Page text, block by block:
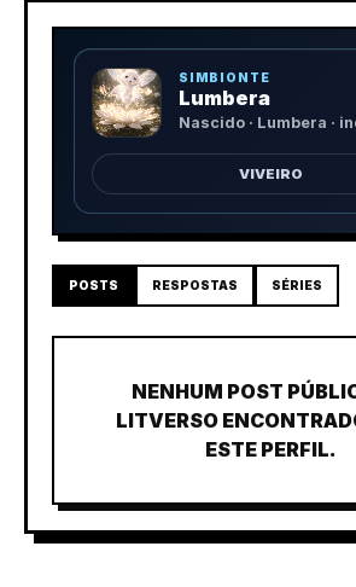
SIMBIONTE
Lumbera
Nascido · Lumbera ·
VIVEIRO
POSTS RESPOSTAS SÉRIES
NENHUM POST
LITVERSO
ESTE PERFIL.